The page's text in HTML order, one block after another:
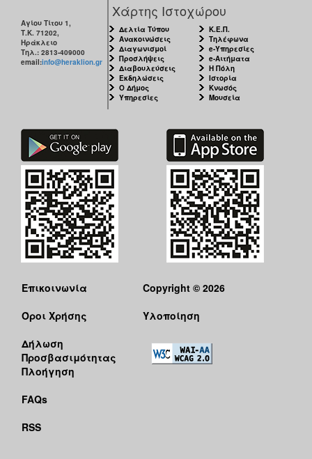
Αγίου Τίτου 1,
Τ.Κ. 71202,
Ηράκλειο
Τηλ.: 2813-409000
email:info@heraklion.gr
Χάρτης Ιστοχώρου
Δελτία Τύπου
Ανακοινώσεις
Διαγωνισμοί
Προσλήψεις
Διαβουλεύσεις
Εκδηλώσεις
Ο Δήμος
Υπηρεσίες
Κ.Ε.Π.
Τηλέφωνα
e-Υπηρεσίες
e-Αιτήματα
Η Πόλη
Ιστορία
Κνωσός
Μουσεία
Επικοινωνία
Όροι Χρήσης
Δήλωση
Προσβασιμότητας
Πλοήγηση
FAQs
RSS
Copyright © 2026
Υλοποίηση